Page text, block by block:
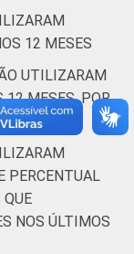
0
de
da
de
12 MESES
UTILIZARAM
12 MESES, POR
PERCENTUAL
NOS ÚLTIMOS